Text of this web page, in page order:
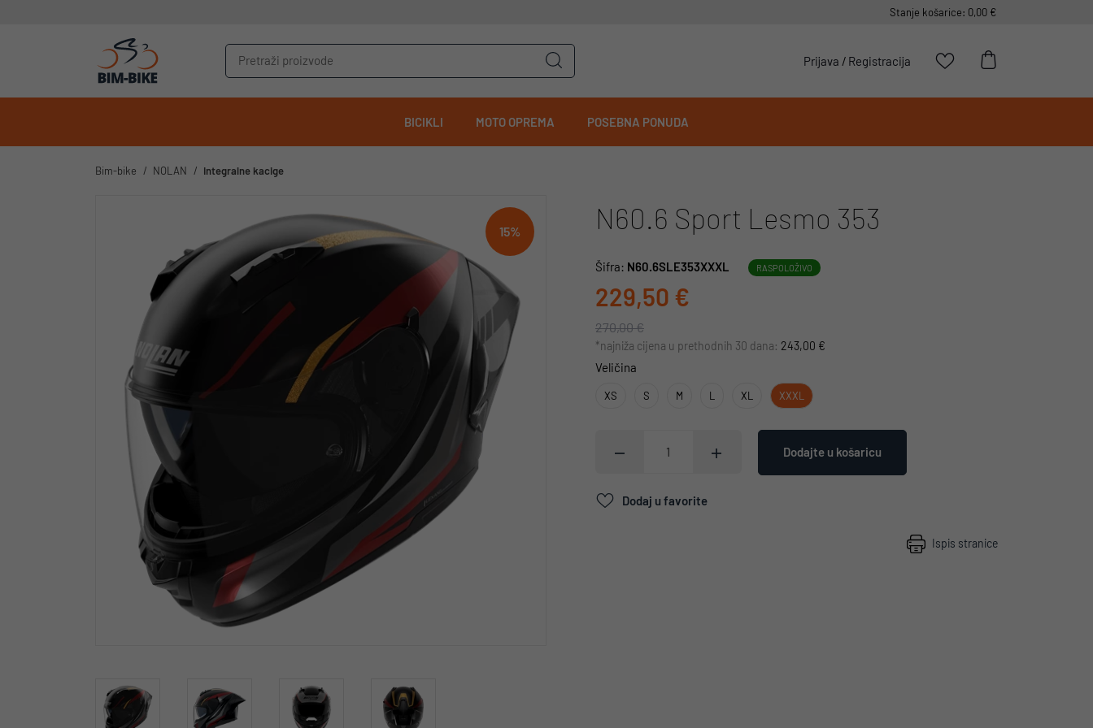
Stanje košarice: 0,00 €
Prijava / Registracija
BICIKLI MOTO OPREMA POSEBNA PONUDA
Bim-bike NOLAN Integralne kacige
15% N60.6 Sport Lesmo 353
Šifra: N60.6SLE353XXXL RASPOLOŽIVO
229,50 €
270,00 €
*najniža cijena u prethodnih 30 dana: 243,00 €
Veličina
XS S M L XL XXXL
Dodajte u košaricu
Dodaj u favorite
Ispis stranice